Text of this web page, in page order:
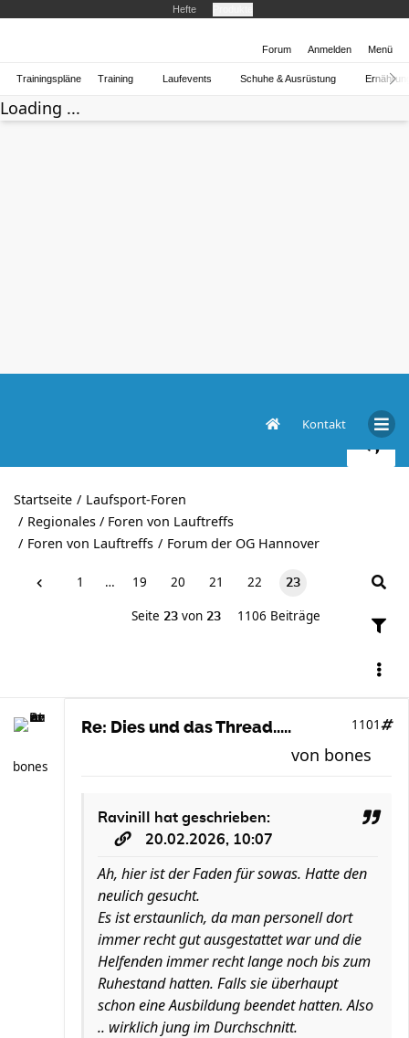
Hefte
Forum Anmelden Menü
Trainingspläne Training Laufevents Schuhe & Ausrüstung
Loading ...
Kontakt
Startseite
Laufsport-Foren
Regionales / Foren von Lauftreffs
Foren von Lauftreffs
Forum der OG Hannover
1 … 19 20 21 22 23
Seite 23 von 23 1106 Beiträge
bones
Re: Dies und das Thread..... 1101
von bones
RaviniII
hat geschrieben:
20.02.2026, 10:07
Ah, hier ist der Faden für sowas. Hatte den
neulich gesucht.
Es ist erstaunlich, da man personell dort
immer recht gut ausgestattet war und die
Helfenden immer recht lange noch bis zum
Ruhestand hatten. Falls sie überhaupt
schon eine Ausbildung beendet hatten. Also
.. wirklich jung im Durchschnitt.